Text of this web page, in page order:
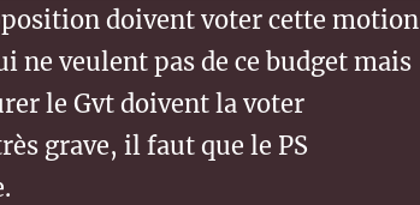
doivent voter cette motion
ne veulent pas de ce budget mais
le Gvt doivent la voter
grave, il faut que le PS